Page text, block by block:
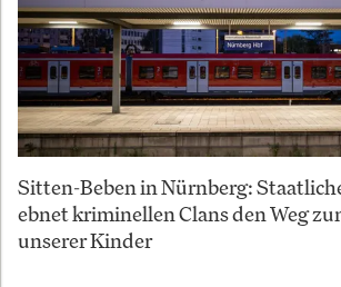
Sitten-Beben in Nürnberg:
ebnet kriminellen Clans den Weg
unserer Kinder